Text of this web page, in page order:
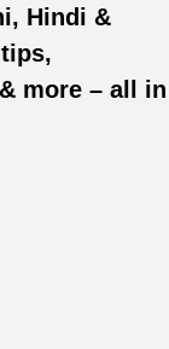
Hindi &
more – all in